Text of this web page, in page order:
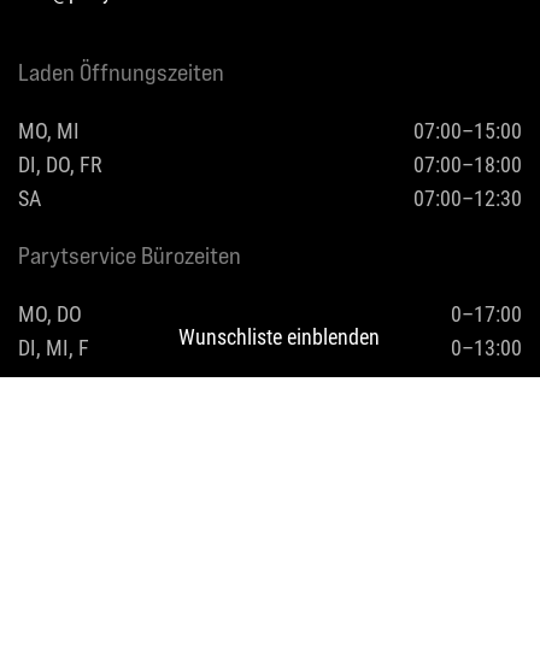
Wunschliste einblenden
Laden Öffnungszeiten
MO, MI
07:00–15:00
DI, DO, FR
07:00–18:00
SA
07:00–12:30
Parytservice Bürozeiten
MO, DO
09:00–17:00
DI, MI, FR
09:00–13:00